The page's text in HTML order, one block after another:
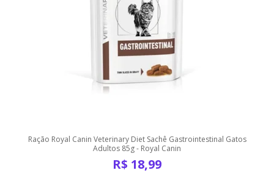
Ração Royal Canin Veterinary Diet Sachê Gastrointestinal Gatos
Adultos 85g - Royal Canin
R$ 18,99